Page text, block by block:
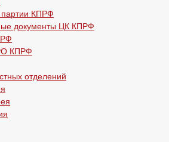
КПРФ
документы ЦК КПРФ
КПРФ
отделений